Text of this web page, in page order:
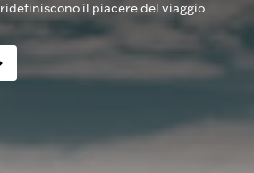
ridefiniscono il piacere del viaggio